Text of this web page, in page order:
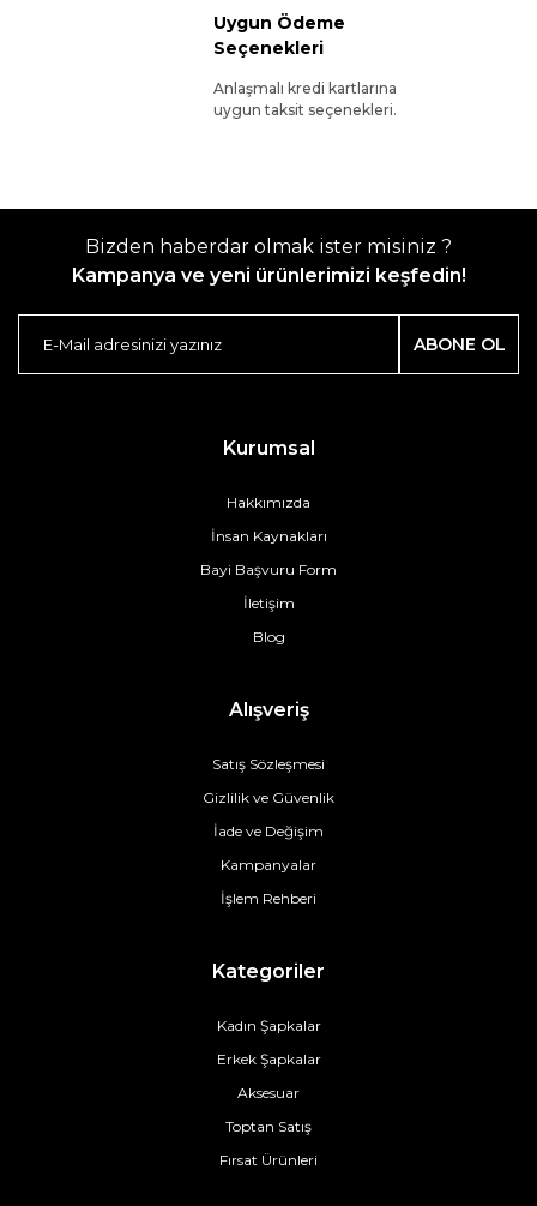
Uygun Ödeme
Seçenekleri
Anlaşmalı kredi kartlarına
uygun taksit seçenekleri.
Bizden haberdar olmak ister misiniz ?
Kampanya ve yeni ürünlerimizi keşfedin!
ABONE OL
Kurumsal
Hakkımızda
İnsan Kaynakları
Bayi Başvuru Form
İletişim
Blog
Alışveriş
Satış Sözleşmesi
Gizlilik ve Güvenlik
İade ve Değişim
Kampanyalar
İşlem Rehberi
Kategoriler
Kadın Şapkalar
Erkek Şapkalar
Aksesuar
Toptan Satış
Fırsat Ürünleri